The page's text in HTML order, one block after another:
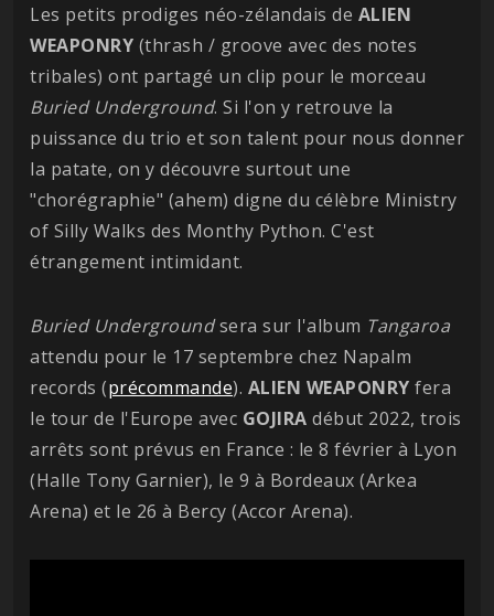
Les petits prodiges néo-zélandais de ALIEN
WEAPONRY (thrash / groove avec des notes
tribales) ont partagé un clip pour le morceau
Buried Underground. Si l'on y retrouve la
puissance du trio et son talent pour nous donner
la patate, on y découvre surtout une
"chorégraphie" (ahem) digne du célèbre Ministry
of Silly Walks des Monthy Python. C'est
étrangement intimidant.
Buried Undergroundsera sur l'album Tangaroa
attendu pour le 17 septembre chez Napalm
records (précommande). ALIEN WEAPONRY fera
le tour de l'Europe avec GOJIRA début 2022, trois
arrêts sont prévus en France : le 8 février à Lyon
(Halle Tony Garnier), le 9 à Bordeaux (Arkea
Arena) et le 26 à Bercy (Accor Arena).